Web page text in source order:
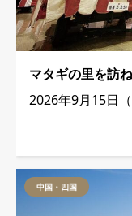
マタギの里を訪
2026年9月15日
中国・四国